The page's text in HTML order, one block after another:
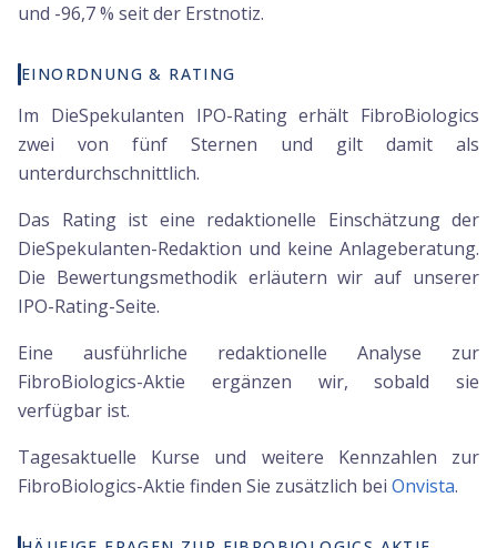
und -96,7 % seit der Erstnotiz.
EINORDNUNG & RATING
Im DieSpekulanten IPO-Rating erhält FibroBiologics
zwei von fünf Sternen und gilt damit als
unterdurchschnittlich.
Das Rating ist eine redaktionelle Einschätzung der
DieSpekulanten-Redaktion und keine Anlageberatung.
Die Bewertungsmethodik erläutern wir auf unserer
IPO-Rating-Seite.
Eine ausführliche redaktionelle Analyse zur
FibroBiologics-Aktie ergänzen wir, sobald sie
verfügbar ist.
Tagesaktuelle Kurse und weitere Kennzahlen zur
FibroBiologics-Aktie finden Sie zusätzlich bei Onvista.